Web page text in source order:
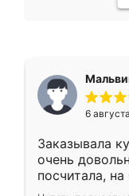
6
Заказывала
очень
посчитала,
Замерщик